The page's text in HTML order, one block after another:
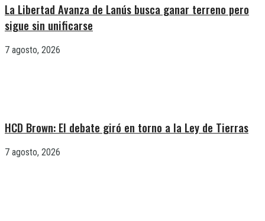
La Libertad Avanza de Lanús busca ganar terreno pero
sigue sin unificarse
7 agosto, 2026
HCD Brown: El debate giró en torno a la Ley de Tierras
7 agosto, 2026